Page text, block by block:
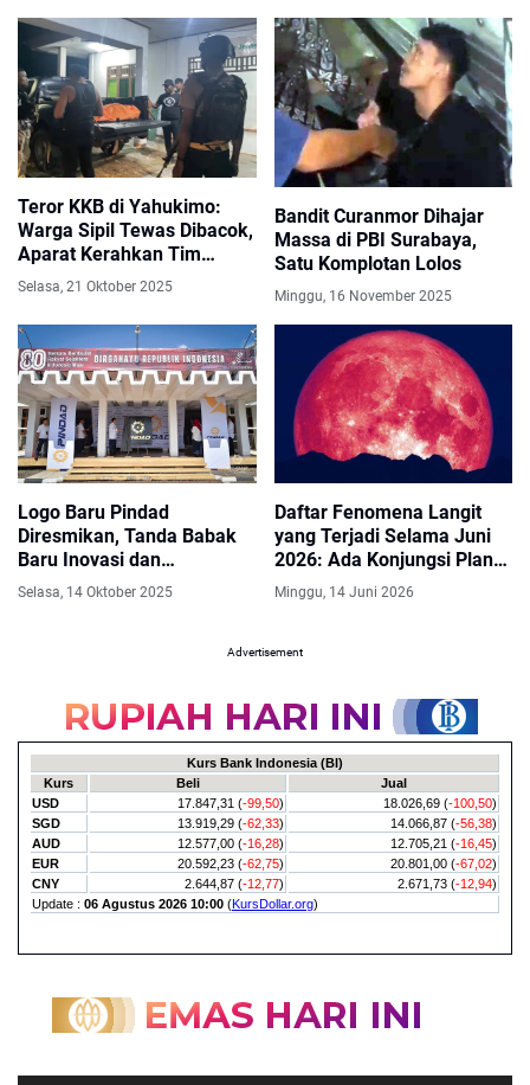
Teror KKB di Yahukimo:
Warga Sipil Tewas Dibacok,
Aparat Kerahkan Tim
Pemburu Pelaku
Selasa, 21 Oktober 2025
Bandit Curanmor Dihajar
Massa di PBI Surabaya,
Satu Komplotan Lolos
Minggu, 16 November 2025
Logo Baru Pindad
Diresmikan, Tanda Babak
Baru Inovasi dan
Kemandirian Teknologi
Nasional
Selasa, 14 Oktober 2025
Daftar Fenomena Langit
yang Terjadi Selama Juni
2026: Ada Konjungsi Planet
hingga Strawberry Moon
Minggu, 14 Juni 2026
Advertisement